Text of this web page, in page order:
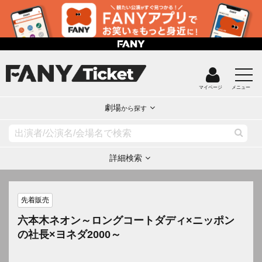
マイページ メニュー
劇場から探す
詳細検索
先着販売
六本木ネオン～ロングコートダディ×ニッポン
の社長×ヨネダ2000～